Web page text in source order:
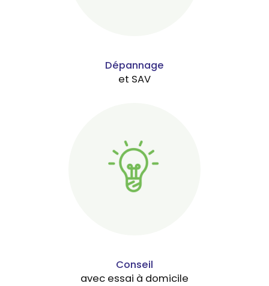
Dépannage
et SAV
Conseil
avec essai à domicile